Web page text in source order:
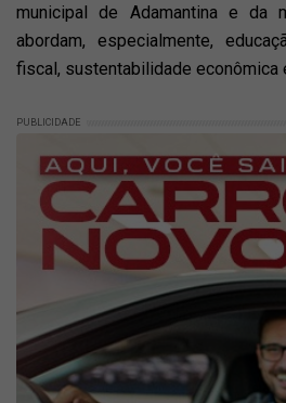
municipal de Adamantina e da
abordam, especialmente,
fiscal, sustentabilidade econômica
PUBLICIDADE